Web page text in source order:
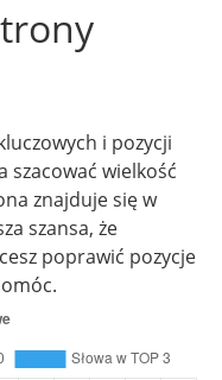
i pozycji
szacować wielkość
znajduje się w
szansa, że
poprawić pozycje